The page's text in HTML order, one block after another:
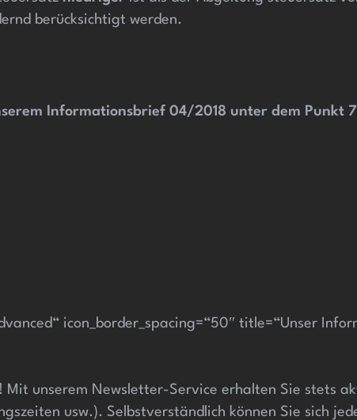
berücksichtigt werden.
Informationsbrief 04/2018 unter dem Punkt
icon_border_spacing=“50″ title=“Unser
unserem Newsletter-Service erhalten Sie stets
usw.). Selbstverständlich können Sie sich